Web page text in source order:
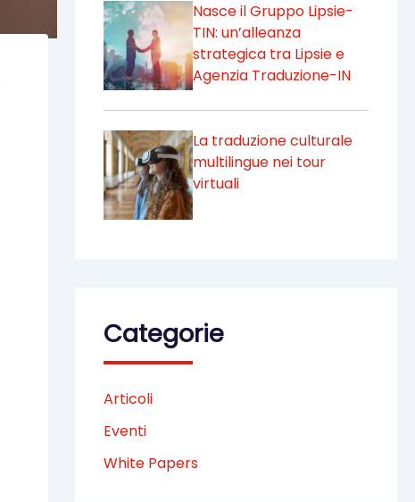
Nasce il Gruppo Lipsie-
TIN: un’alleanza
strategica tra Lipsie e
Agenzia Traduzione-IN
La traduzione culturale
multilingue nei tour
virtuali
Categorie
Articoli
Eventi
White Papers